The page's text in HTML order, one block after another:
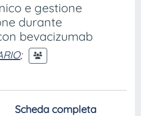
e gestione
durante
bevacizumab
;
Scheda completa